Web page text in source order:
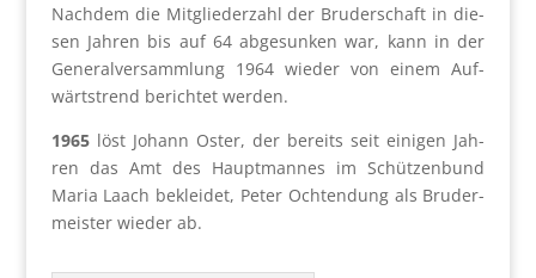
Nach­dem die Mit­glie­der­zahl der Bru­der­schaft in die­
sen Jah­ren bis auf 64 abge­sun­ken war, kann in der
Gene­ral­ver­samm­lung 1964 wie­der von einem Auf­
wärts­trend berich­tet wer­den.
1965löst Johann Oster, der bereits seit eini­gen Jah­
ren das Amt des Haupt­man­nes im Schüt­zen­bund
Maria Laach beklei­det, Peter Och­ten­dung als Bru­der­
meis­ter wie­der ab.